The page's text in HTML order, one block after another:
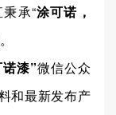
承“涂可诺，
漆”微信公众
和最新发布产